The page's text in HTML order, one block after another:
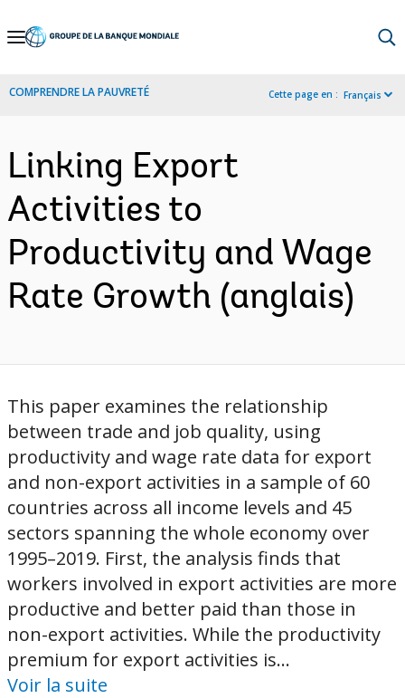
Skip
Navigation
COMPRENDRE LA PAUVRETÉ Cette page en : Français
Linking Export
Activities to
Productivity and Wage
Rate Growth (anglais)
This paper examines the relationship
between trade and job quality, using
productivity and wage rate data for export
and non-export activities in a sample of 60
countries across all income levels and 45
sectors spanning the whole economy over
1995–2019. First, the analysis finds that
workers involved in export activities are more
productive and better paid than those in
non-export activities. While the productivity
premium for export activities is...
Voir la suite